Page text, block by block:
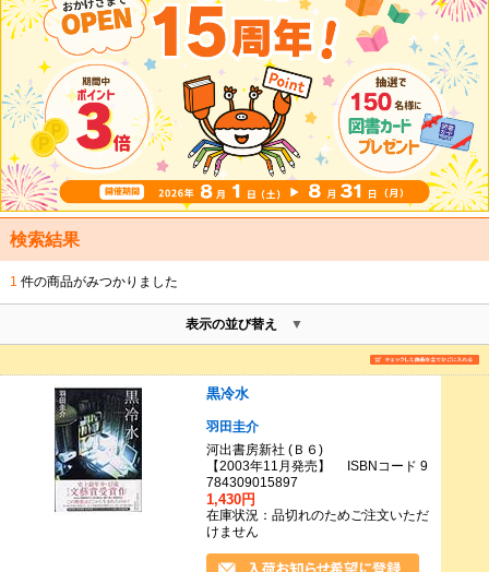
検索結果
1 件の商品がみつかりました
表示の並び替え
黒冷水
羽田圭介
河出書房新社 (Ｂ６)
【2003年11月発売】 ISBNコード 9
784309015897
1,430円
在庫状況：品切れのためご注文いただ
けません